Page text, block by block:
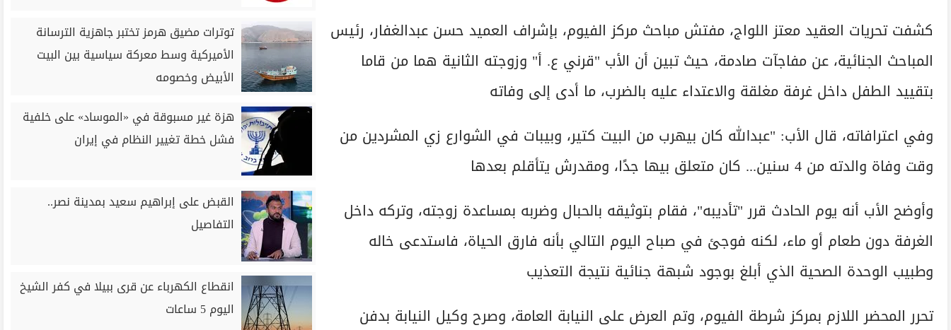
كشفت تحريات العقيد معتز اللواج، مفتش مباحث مركز الفيوم، بإشراف العميد حسن عبدالغفار، رئيس
المباحث الجنائية، عن مفاجآت صادمة، حيث تبين أن الأب "قرني ع. أ" وزوجته الثانية هما من قاما
بتقييد الطفل داخل غرفة مغلقة والاعتداء عليه بالضرب، ما أدى إلى وفاته
وفي اعترافاته، قال الأب: "عبدالله كان بيهرب من البيت كتير، وبيبات في الشوارع زي المشردين من
وقت وفاة والدته من 4 سنين... كان متعلق بيها جدًا، ومقدرش يتأقلم بعدها
وأوضح الأب أنه يوم الحادث قرر "تأديبه"، فقام بتوثيقه بالحبال وضربه بمساعدة زوجته، وتركه داخل
الغرفة دون طعام أو ماء، لكنه فوجئ في صباح اليوم التالي بأنه فارق الحياة، فاستدعى خاله
وطبيب الوحدة الصحية الذي أبلغ بوجود شبهة جنائية نتيجة التعذيب
تحرر المحضر اللازم بمركز شرطة الفيوم، وتم العرض على النيابة العامة، وصرح وكيل النيابة بدفن
توترات مضيق هرمز تختبر جاهزية الترسانة
الأميركية وسط معركة سياسية بين البيت
الأبيض وخصومه
هزة غير مسبوقة في «الموساد» على خلفية
فشل خطة تغيير النظام في إيران
القبض على إبراهيم سعيد بمدينة نصر..
التفاصيل
انقطاع الكهرباء عن قرى ببيلا في كفر الشيخ
اليوم 5 ساعات